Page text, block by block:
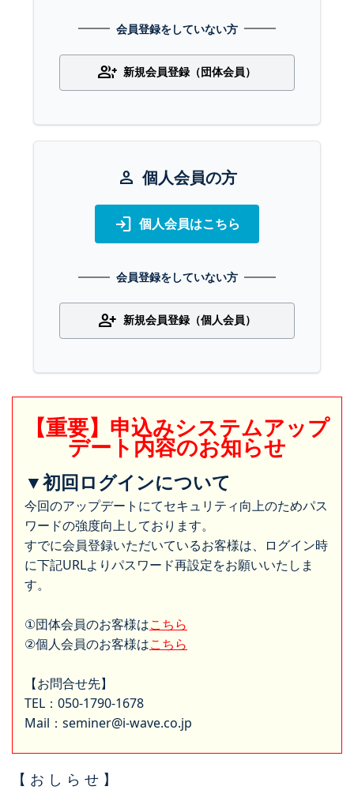
会員登録をしていない方
group_add 新規会員登録（団体会員）
person 個人会員の方
login 個人会員はこちら
会員登録をしていない方
person_add 新規会員登録（個人会員）
【重要】申込みシステムアップ
デート内容のお知らせ
▼初回ログインについて
今回のアップデートにてセキュリティ向上のためパス
ワードの強度向上しております。
すでに会員登録いただいているお客様は、ログイン時
に下記URLよりパスワード再設定をお願いいたしま
す。
①団体会員のお客様はこちら
②個人会員のお客様はこちら
【お問合せ先】
TEL：050-1790-1678
Mail：seminer@i-wave.co.jp
【 お し ら せ 】